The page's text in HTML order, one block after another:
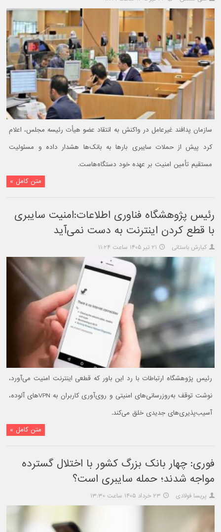
سازمان پدافند غیرعامل در واکنش به انتقاد عضو هیأت رئیسه مجلس، اعلام
کرد پیش از حملات سایبری بارها به بانک‌ها هشدار داده و مسئولیت
مستقیم تأمین امنیت بر عهده خود دستگاه‌هاست.
متن کامل »
رئیس پژوهشگاه فناوری اطلاعات:‌امنیت سایبری
با قطع کردن اینترنت به دست نمی‌آید
کیارش باستانی ۲۱ تیر ۱۴۰۵ ساعت ۱۱:۲۴
رئیس پژوهشگاه ارتباطات با رد این باور که قطعی اینترنت امنیت می‌آورد،
نوشت توقف به‌روزرسانی‌های امنیتی و روی‌آوری کاربران به VPNهای آلوده،
آسیب‌پذیری‌های جدیدی خلق می‌کند.
متن کامل »
فوری: چهار بانک بزرگ کشور با اختلال گسترده
مواجه شدند؛ حمله سایبری است؟
پریسا فولادی ۲۳ خرداد ۱۴۰۵ ساعت ۱۳:۳۰